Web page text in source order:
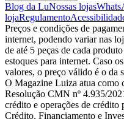
Blog da LuNossas lojas
lojaRegulamento
Preços e condições de
internet, podendo variar nas
de até 5 peças de cada
estoques para internet. Caso
valores, o preço válido é o da
O Magazine Luiza atua como
Resolução CMN nº 4.935/
crédito e operações de
Crédito, Financiamento e